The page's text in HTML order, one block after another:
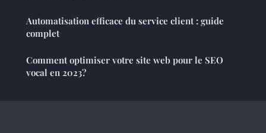
Automatisation efficace du service client : guide
complet
Comment optimiser votre site web pour le SEO
vocal en 2023?